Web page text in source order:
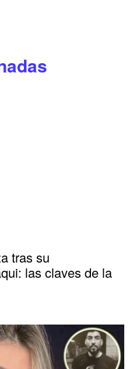
tras su
las claves de la